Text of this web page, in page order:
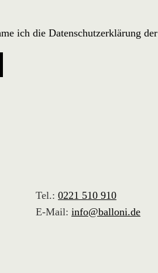
ich die Datenschutzerklärung
Tel.: 0221 510 910
E-Mail: info@balloni.de